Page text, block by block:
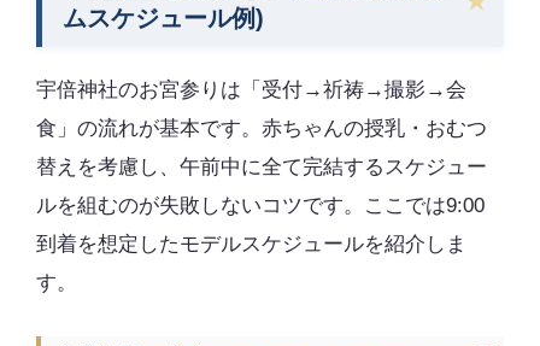
ムスケジュール例)
宇倍神社のお宮参りは「受付→祈祷→撮影→会
食」の流れが基本です。赤ちゃんの授乳・おむつ
替えを考慮し、午前中に全て完結するスケジュー
ルを組むのが失敗しないコツです。ここでは9:00
到着を想定したモデルスケジュールを紹介しま
す。